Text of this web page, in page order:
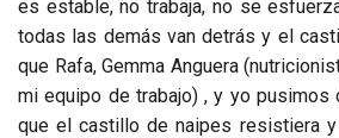
es estable, no trabaja, no se
todas las demás van detrás y el
que Rafa, Gemma Anguera
mi equipo de trabajo) , y yo pusimos
que el castillo de naipes resistiera